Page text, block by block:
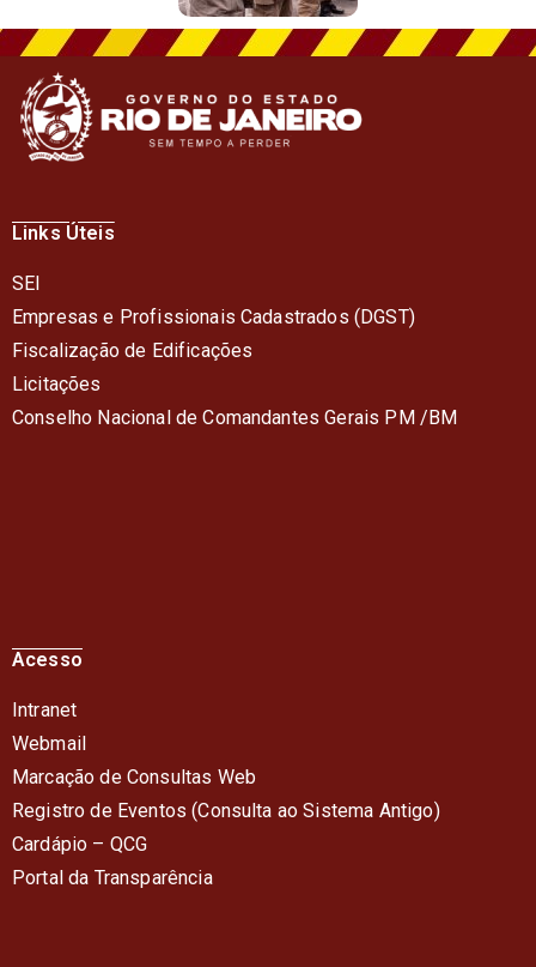
Links Úteis
SEI
Empresas e Profissionais Cadastrados (DGST)
Fiscalização de Edificações
Licitações
Conselho Nacional de Comandantes Gerais PM /BM
Acesso
Intranet
Webmail
Marcação de Consultas Web
Registro de Eventos (Consulta ao Sistema Antigo)
Cardápio – QCG
Portal da Transparência